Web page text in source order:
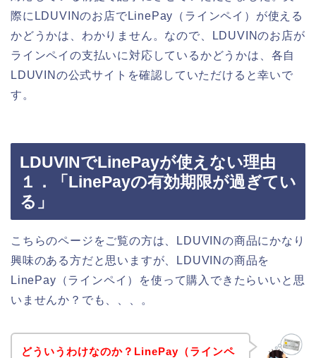
際にLDUVINのお店でLinePay（ラインペイ）が使える
かどうかは、わかりません。なので、LDUVINのお店が
ラインペイの支払いに対応しているかどうかは、各自
LDUVINの公式サイトを確認していただけると幸いで
す。
LDUVINでLinePayが使えない理由
１．「LinePayの有効期限が過ぎてい
る」
こちらのページをご覧の方は、LDUVINの商品にかなり
興味のある方だと思いますが、LDUVINの商品を
LinePay（ラインペイ）を使って購入できたらいいと思
いませんか？でも、、、。
どういうわけなのか？LinePay（ラインペ